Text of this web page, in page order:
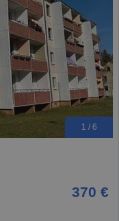
1 / 6
370 €